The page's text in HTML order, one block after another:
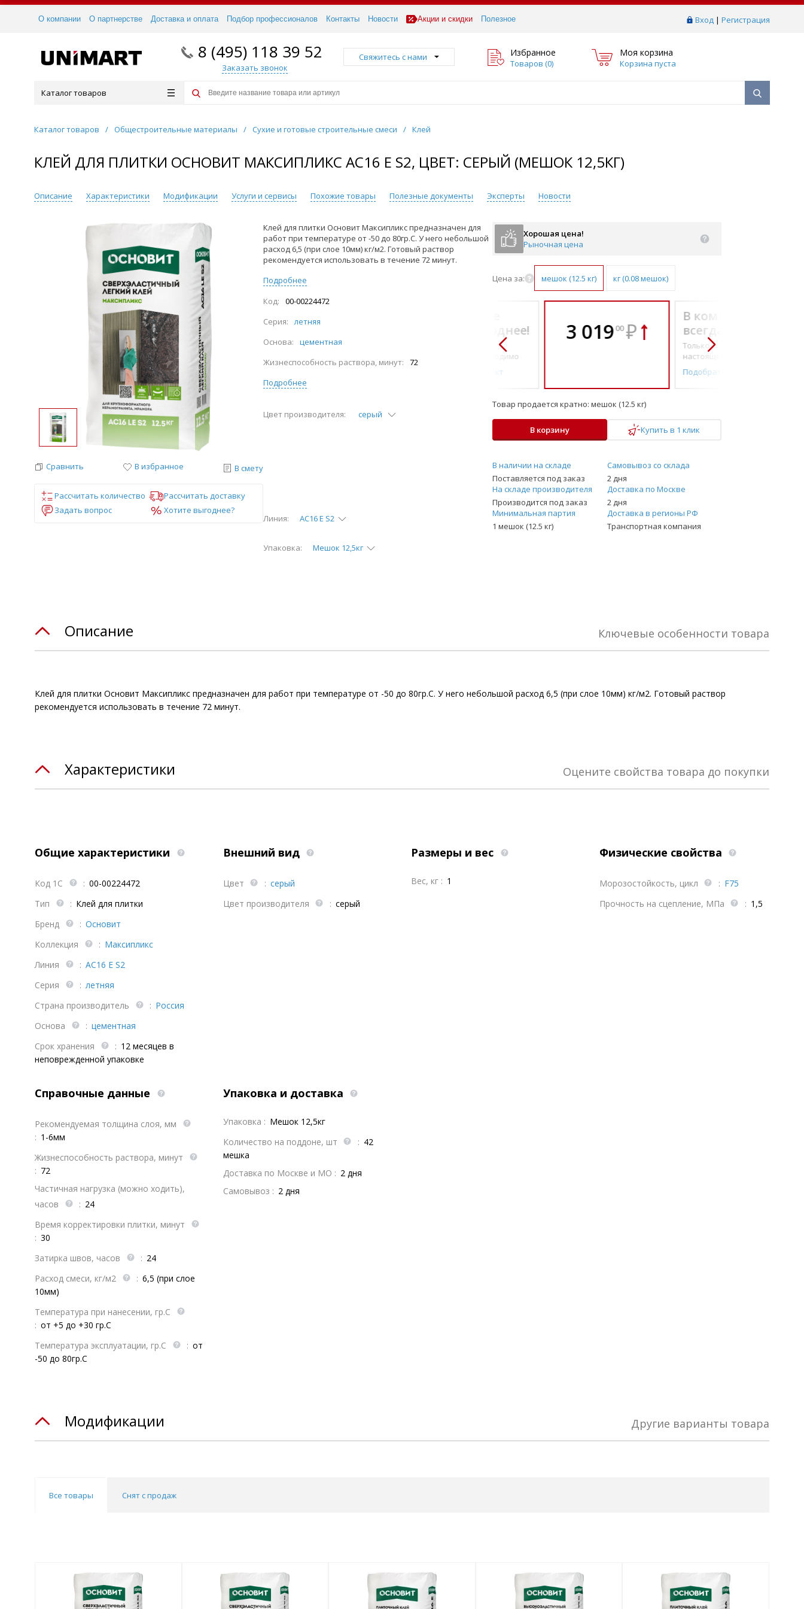
Вход | Регистрация
О компании О партнерстве Доставка и оплата Подбор профессионалов Контакты Новости Акции и скидки Полезное
8 (495) 118 39 52
Заказать звонок
Свяжитесь с нами Избранное
Товаров (0)
Моя корзина
Корзина пуста
Каталог товаров
Каталог товаров / Общестроительные материалы / Сухие и готовые строительные смеси / Клей
КЛЕЙ ДЛЯ ПЛИТКИ ОСНОВИТ МАКСИПЛИКС AC16 E S2, ЦВЕТ: СЕРЫЙ (МЕШОК 12,5КГ)
Описание Характеристики Модификации Услуги и сервисы Похожие товары Полезные документы Эксперты Новости
Сравнить В избранное В смету
Рассчитать количество
Рассчитать доставку
Задать вопрос
Хотите выгоднее?
Клей для плитки Основит Максипликс предназначен для
работ при температуре от -50 до 80гр.С. У него небольшой
расход 6,5 (при слое 10мм) кг/м2. Готовый раствор
рекомендуется использовать в течение 72 минут.
Подробнее
Код:
00-00224472
Серия:
летняя
Основа:
цементная
Жизнеспособность раствора, минут:
72
Подробнее
Упаковка: Мешок 12,5кг
Линия: AC16 E S2
Цвет производителя: серый
Хорошая цена!
Рыночная цена
Цена за: мешок (12.5 кг) кг (0.08 мешок)
всегда выгоднее!
настоящему необходимо
Подобрать комплект
3 01900 ₽
В комплекте
всегда выгоднее!
Только то, что по-
настоящему необходимо
Подобрать комплект
Товар продается кратно: мешок (12.5 кг)
В корзину Купить в 1 клик
В наличии на складе
Поставляется под заказ
Самовывоз со склада
2 дня
На складе производителя
Производится под заказ
Доставка по Москве
2 дня
Минимальная партия
1 мешок (12.5 кг)
Доставка в регионы РФ
Транспортная компания
Ключевые особенности товара
Описание
Клей для плитки Основит Максипликс предназначен для работ при температуре от -50 до 80гр.С. У него небольшой расход 6,5 (при слое 10мм) кг/м2. Готовый раствор
рекомендуется использовать в течение 72 минут.
Оцените свойства товара до покупки
Характеристики
Общие характеристики
Код 1С : 00-00224472
Тип
: Клей для плитки
Бренд
: Основит
Коллекция
: Максипликс
Линия
: AC16 E S2
Серия
: летняя
Страна производитель
: Россия
Основа
: цементная
Срок хранения
: 12 месяцев в
неповрежденной упаковке
Внешний вид
Цвет : серый
Цвет производителя
: серый
Размеры и вес
Вес, кг : 1
Физические свойства
Морозостойкость, цикл : F75
Прочность на сцепление, МПа
: 1,5
Справочные данные
Рекомендуемая толщина слоя, мм
: 1-6мм
Жизнеспособность раствора, минут
: 72
Частичная нагрузка (можно ходить),
часов
: 24
Время корректировки плитки, минут
: 30
Затирка швов, часов
: 24
Расход смеси, кг/м2
: 6,5 (при слое
10мм)
Температура при нанесении, гр.С
: от +5 до +30 гр.С
Температура эксплуатации, гр.С
: от
-50 до 80гр.С
Упаковка и доставка
Упаковка : Мешок 12,5кг
Количество на поддоне, шт
: 42
мешка
Доставка по Москве и МО : 2 дня
Самовывоз : 2 дня
Другие варианты товара
Модификации
Все товары Снят с продаж